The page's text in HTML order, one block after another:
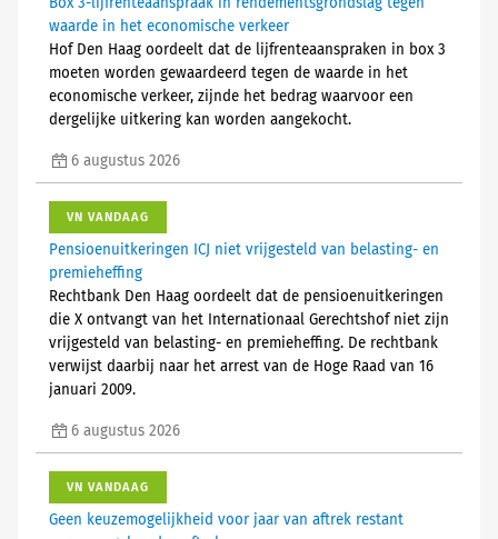
waarde in het economische verkeer
Hof Den Haag oordeelt dat de lijfrenteaanspraken in box 3
moeten worden gewaardeerd tegen de waarde in het
economische verkeer, zijnde het bedrag waarvoor een
dergelijke uitkering kan worden aangekocht.
6 augustus 2026
VN VANDAAG
Pensioenuitkeringen ICJ niet vrijgesteld van belasting- en
premieheffing
Rechtbank Den Haag oordeelt dat de pensioenuitkeringen
die X ontvangt van het Internationaal Gerechtshof niet zijn
vrijgesteld van belasting- en premieheffing. De rechtbank
verwijst daarbij naar het arrest van de Hoge Raad van 16
januari 2009.
6 augustus 2026
VN VANDAAG
Geen keuzemogelijkheid voor jaar van aftrek restant